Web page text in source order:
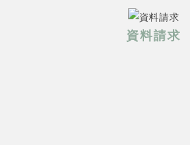
資料請求